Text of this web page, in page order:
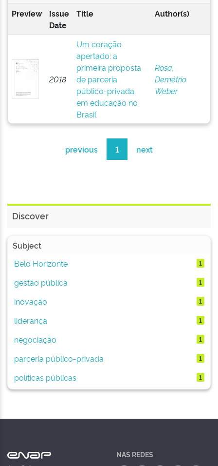
Preview
Issue
Date
Title Author(s)
2018
Um coração
apertado: a
primeira proposta
de parceria
público-privada
em educação no
Brasil
Rosa,
Demétrio
Weber
previous 1 next
Discover
Subject
Belo Horizonte
1
gestão pública 1
inovação 1
liderança 1
negociação 1
parceria público-privada 1
políticas públicas 1
NAS REDES